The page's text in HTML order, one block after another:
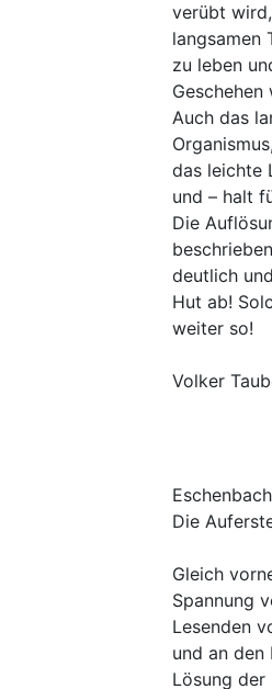
verübt
langsamen
zu leben
Auch das
das leichte
und – halt
Die
deutlich
Hut ab!
weiter so!
Volker
Die
Gleich
Spannung
Lesenden
und an den
Lösung der